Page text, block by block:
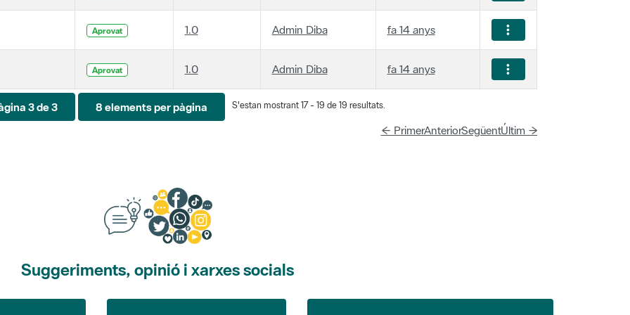
Aprovat 1.0 Admin Diba fa 14 anys
Aprovat 1.0 Admin Diba fa 14 anys
3 de 3 8 elements per pàgina S'estan mostrant 17 - 19 de 19 resultats.
← PrimerAnteriorSegüentÚltim →
Suggeriments, opinió i xarxes socials